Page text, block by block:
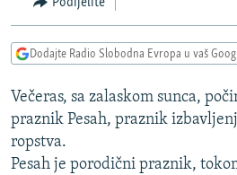
Pređite
na
pretragu
VIZUELNO
VIDEO
FOTOGALERIJE
INFOGRAFIKE
PODCASTI
RAT U UKRAJINI
KINA NA BALKANU
RSE PRIČE IZ SVIJETA
Dodajte Radio Slobodna Evropa u vaš
Večeras, sa zalaskom sunca,
praznik Pesah, praznik
ropstva.
Pesah je porodični praznik,